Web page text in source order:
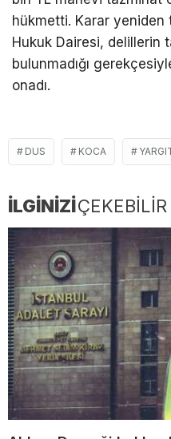
hükmetti. Karar yeniden
Hukuk Dairesi, delillerin
bulunmadığı
onadı.
DUS KOCA
İLGİNİZİÇEKEBİLİR